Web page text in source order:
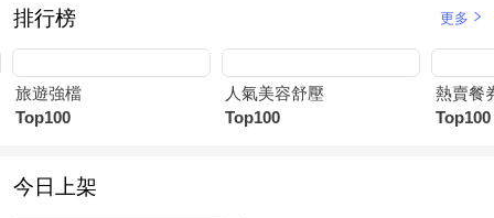
排行榜 更多
旅遊強檔
Top100
人氣美容舒壓
Top100
熱賣餐
Top100
今日上架